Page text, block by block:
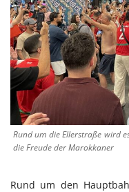
Rund um die Ellerstraße wird
die Freude der Marokkaner
Rund um den